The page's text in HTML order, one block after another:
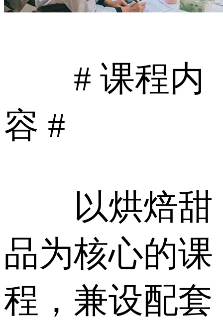
# 课程内
容 #
以烘焙甜
品为核心的课
程，兼设配套